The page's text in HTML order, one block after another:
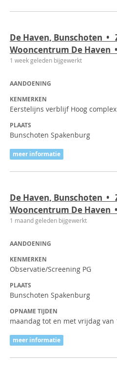
De Haven, Bunschoten •
Wooncentrum De Haven
1 week geleden bijgewerkt
AANDOENING
KENMERKEN
Eerstelijns verblijf Hoog
PLAATS
Bunschoten Spakenburg
meer informatie
De Haven, Bunschoten •
Wooncentrum De Haven
1 maand geleden bijgewerkt
AANDOENING
KENMERKEN
Observatie/Screening PG
PLAATS
Bunschoten Spakenburg
OPNAME TIJDEN
maandag tot en met vrijdag van
meer informatie